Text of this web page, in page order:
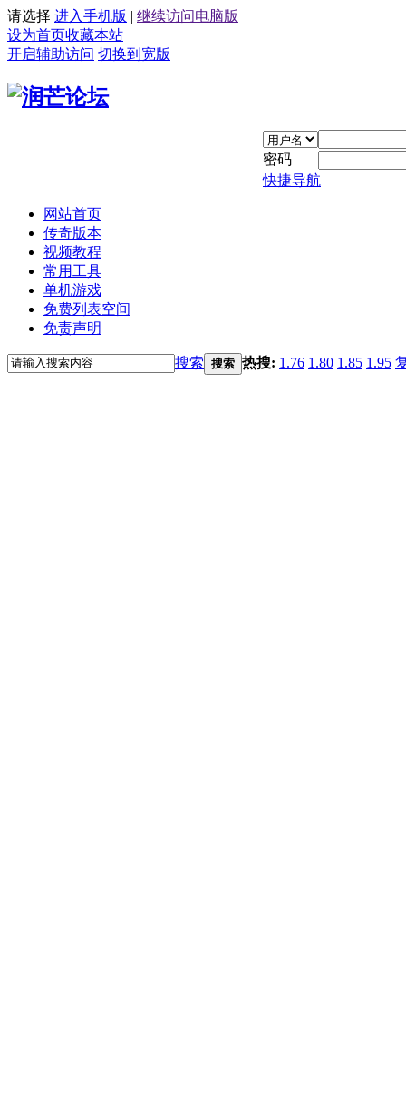
请选择 进入手机版 | 继续访问电脑版
设为首页收藏本站
开启辅助访问 切换到宽版
密码
快捷导航
网站首页
传奇版本
视频教程
常用工具
单机游戏
免费列表空间
免责声明
搜索 搜索 热搜: 1.76 1.80 1.85 1.95